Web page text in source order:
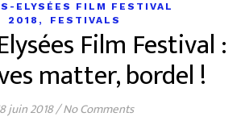
ELYSÉES FILM FESTIVAL
2018 , FESTIVALS
Film Festival :
matter, bordel !
juin 2018/No Comments